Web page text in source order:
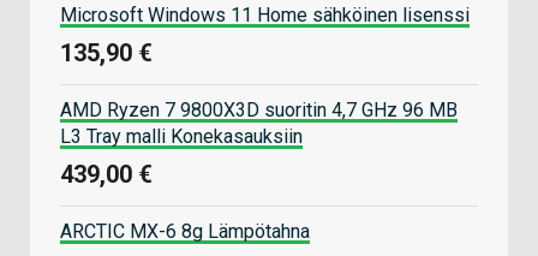
Microsoft Windows 11 Home sähköinen lisenssi
135,90 €
AMD Ryzen 7 9800X3D suoritin 4,7 GHz 96 MB
L3 Tray malli Konekasauksiin
439,00 €
ARCTIC MX-6 8g Lämpötahna